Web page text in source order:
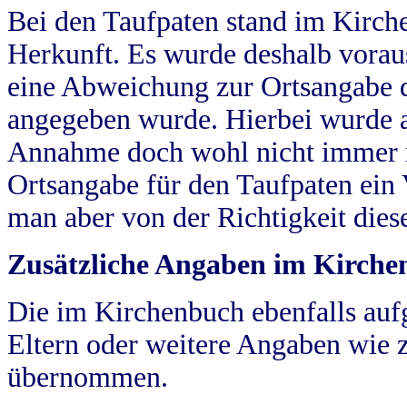
Bei den Taufpaten stand im
Herkunft. Es wurde deshalb
eine Abweichung zur
angegeben wurde. Hierbei wurde
Annahme doch wohl nicht
Ortsangabe für den Taufpaten
man aber von der Richtigkeit
Zusätzliche Angaben im
Die im Kirchenbuch ebenfalls
Eltern oder weitere Angaben wie
übernommen.